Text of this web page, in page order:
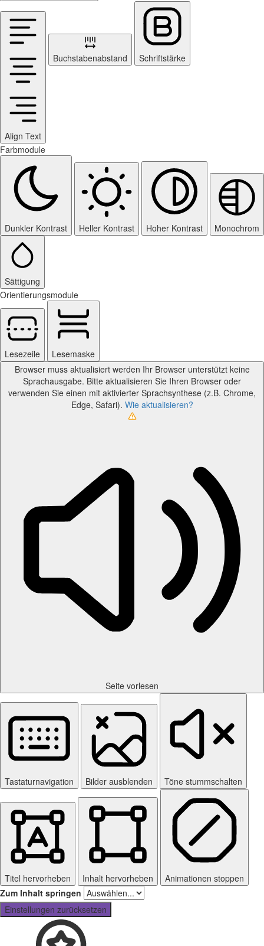
Align Text
Buchstabenabstand Schriftstärke
Farbmodule
Dunkler Kontrast Heller Kontrast Hoher Kontrast Monochrom
Sättigung
Orientierungsmodule
Lesezeile
Lesemaske
Browser muss aktualisiert werden Ihr Browser unterstützt keine
Sprachausgabe. Bitte aktualisieren Sie Ihren Browser oder
verwenden Sie einen mit aktivierter Sprachsynthese (z.B. Chrome,
Edge, Safari). Wie aktualisieren?
Seite vorlesen
Tastaturnavigation Bilder ausblenden Töne stummschalten
Titel hervorheben Inhalt hervorheben
Animationen stoppen
Zum Inhalt springen
Einstellungen zurücksetzen